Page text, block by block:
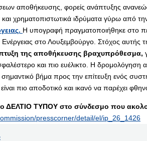
αποθήκευσης, φορείς ανάπτυξης
και χρηματοπιστωτικά ιδρύματα γύρω από
Η υπογραφή πραγματοποιήθηκε στο
στο Λουξεμβούργο. Στόχος αυτής
της αποθήκευσης βραχυπρόθεσμα,
και πιο ευέλικτο. Η δρομολόγηση
βήμα προς την επίτευξη ενός
πιο αποδοτικό και ικανό να παρέχει
ΔΕΛΤΙΟ ΤΥΠΟΥ στο σύνδεσμο που
presscorner/detail/el/ip_26_1426